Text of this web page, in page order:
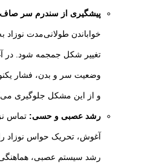
پیشگیری از سندرم سر صاف
خواباندن طولانی‌مدت
تغییر شکل جمجمه شود. در
وضعیت سر و بدن، فشار
و از این مشکل جلوگیری
رشد عصبی و حسی: تماس
آغوش، تحریک حواس نوزاد
رشد سیستم عصبی،